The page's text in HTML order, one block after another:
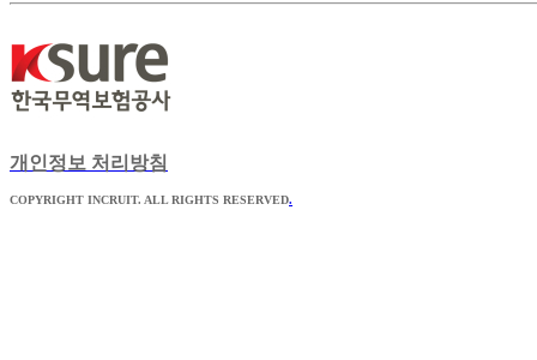
개인정보 처리방침
COPYRIGHT INCRUIT. ALL RIGHTS RESERVED.